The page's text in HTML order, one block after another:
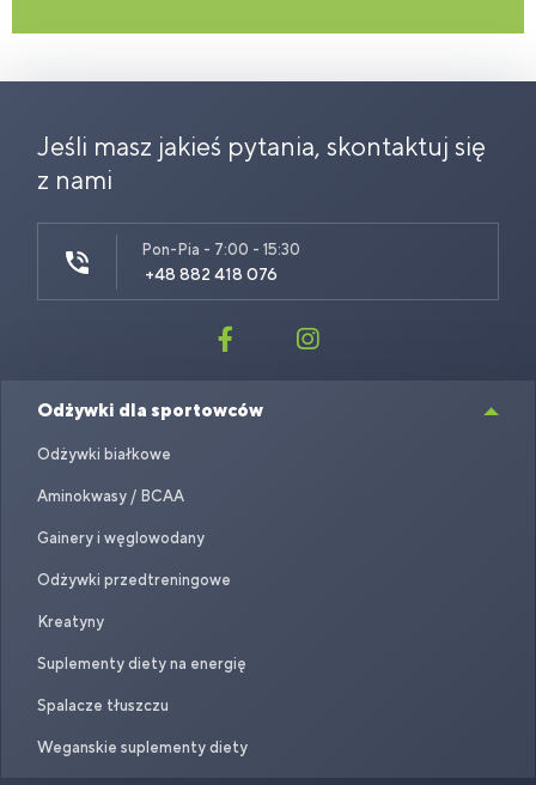
Jeśli masz jakieś pytania, skontaktuj się
z nami
Pon-Pia - 7:00 - 15:30
+48 882 418 076
Odżywki dla sportowców
Odżywki białkowe
Aminokwasy / BCAA
Gainery i węglowodany
Odżywki przedtreningowe
Kreatyny
Suplementy diety na energię
Spalacze tłuszczu
Weganskie suplementy diety